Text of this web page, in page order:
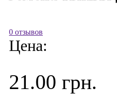
0 отзывов
Цена:
21.00 грн.